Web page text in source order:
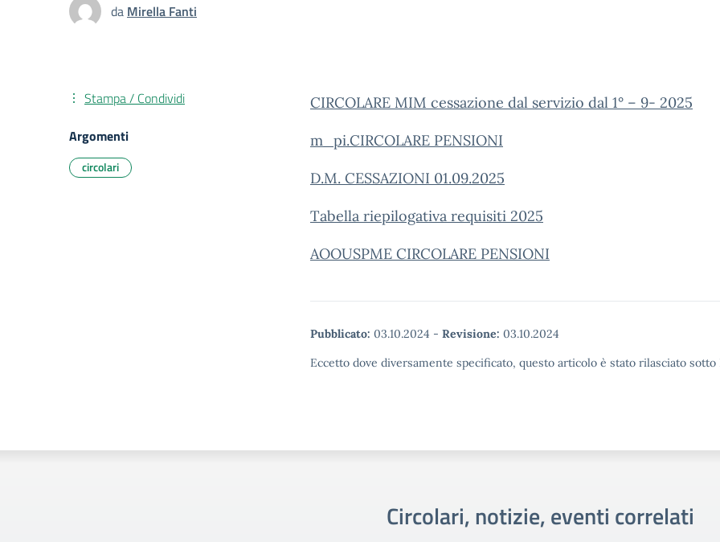
da Mirella Fanti
CIRCOLARE MIM cessazione dal servizio dal 1° – 9- 2025
m_pi.CIRCOLARE PENSIONI
D.M. CESSAZIONI 01.09.2025
Tabella riepilogativa requisiti 2025
AOOUSPME CIRCOLARE PENSIONI
Pubblicato: 03.10.2024 - Revisione: 03.10.2024
Eccetto dove diversamente specificato, questo articolo è stato rilasciato
Stampa / Condividi
Argomenti
circolari
Circolari, notizie, eventi correlati